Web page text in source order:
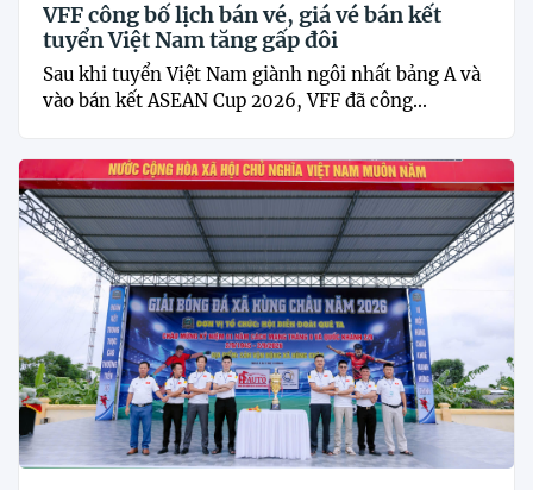
VFF công bố lịch bán vé, giá vé bán kết
tuyển Việt Nam tăng gấp đôi
Sau khi tuyển Việt Nam giành ngôi nhất bảng A và
vào bán kết ASEAN Cup 2026, VFF đã công...